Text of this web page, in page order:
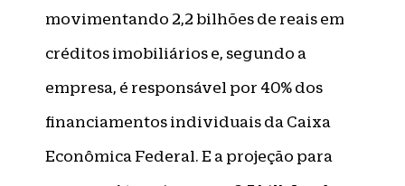
movimentando 2,2 bilhões de reais em
créditos imobiliários e, segundo a
empresa, é responsável por 40% dos
financiamentos individuais da Caixa
Econômica Federal. E a projeção para